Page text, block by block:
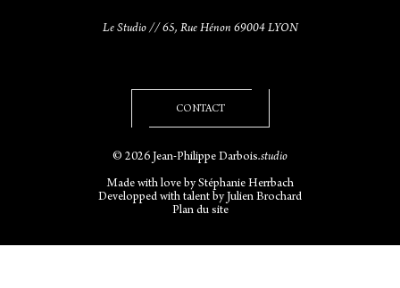
Le Studio // 65, Rue Hénon 69004 LYON
CONTACT
© 2026 Jean-Philippe Darbois.studio
Made with love byStéphanie Herrbach
Developped with talent by Julien Brochard
Plan du site